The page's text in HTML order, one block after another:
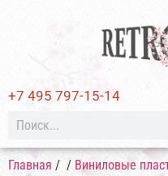
+7 495 797-15-14
Главная / / Виниловые